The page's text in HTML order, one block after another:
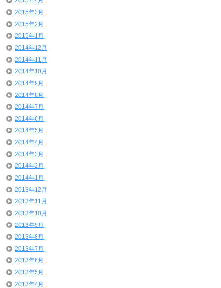
2015年3月
2015年2月
2015年1月
2014年12月
2014年11月
2014年10月
2014年9月
2014年8月
2014年7月
2014年6月
2014年5月
2014年4月
2014年3月
2014年2月
2014年1月
2013年12月
2013年11月
2013年10月
2013年9月
2013年8月
2013年7月
2013年6月
2013年5月
2013年4月